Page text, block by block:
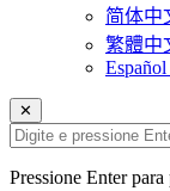
简体中
繁體中
✕
Pressione Enter para